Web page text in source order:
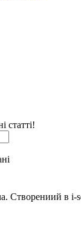
статті!
Створениий в i-